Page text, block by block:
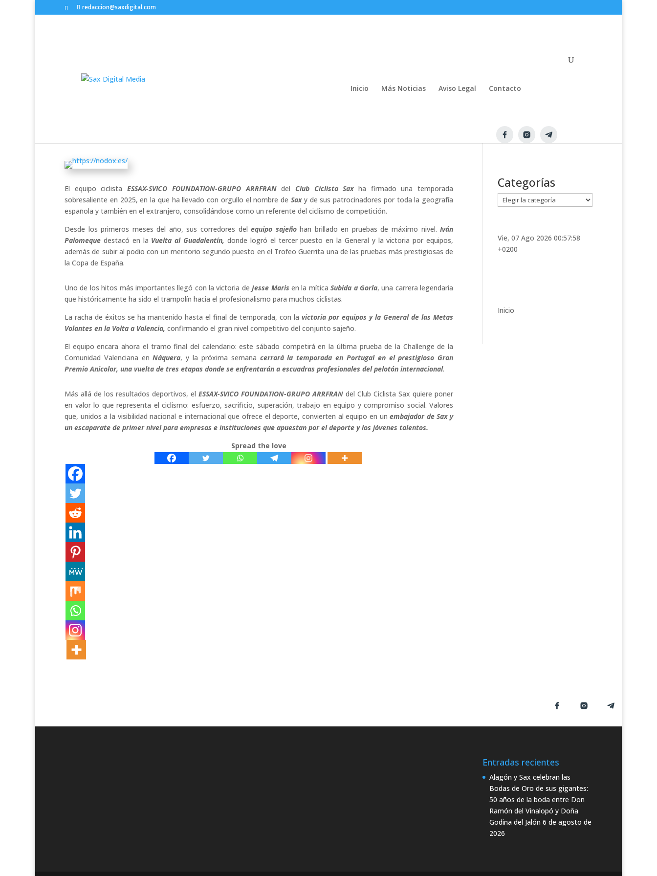
redaccion@saxdigital.com
Inicio Más Noticias Aviso Legal Contacto
El ESSAX-SVICO FOUNDATION-GRUPO ARRFRAN: el ciclismo
El equipo ciclistaESSAX-SVICO FOUNDATION-GRUPO ARRFRANdel Club Ciclista Saxha firmado una temporada
sobresaliente en 2025, en la que ha llevado con orgullo el nombre de Saxy de sus patrocinadores por toda la geografía
española y también en el extranjero, consolidándose como un referente del ciclismo de competición.
Desde los primeros meses del año, sus corredores delequipo sajeñohan brillado en pruebas de máximo nivel. Iván
Palomeque destacó en la Vuelta al Guadalentín, donde logró el tercer puesto en la General y la victoria por equipos,
además de subir al podio con un meritorio segundo puesto en el Trofeo Guerrita una de las pruebas más prestigiosas de
la Copa de España.
Uno de los hitos más importantes llegó con la victoria deJesse Marisen la míticaSubida a Gorla, una carrera legendaria
que históricamente ha sido el trampolín hacia el profesionalismo para muchos ciclistas.
La racha de éxitos se ha mantenido hasta el final de temporada, con la victoria por equipos y la General de las Metas
Volantes en la Volta a Valencia, confirmando el gran nivel competitivo del conjunto sajeño.
El equipo encara ahora el tramo final del calendario: este sábado competirá en la última prueba de la Challenge de la
Comunidad Valenciana enNáquera, y la próxima semana cerrará la temporada en Portugal en el prestigioso Gran
Premio Anicolor, una vuelta de tres etapas donde se enfrentarán a escuadras profesionales del pelotón internacional.
Más allá de los resultados deportivos, elESSAX-SVICO FOUNDATION-GRUPO ARRFRAN del Club Ciclista Sax quiere poner
en valor lo que representa el ciclismo: esfuerzo, sacrificio, superación, trabajo en equipo y compromiso social. Valores
que, unidos a la visibilidad nacional e internacional que ofrece el deporte, convierten al equipo en unembajador de Sax y
un escaparate de primer nivel para empresas e instituciones que apuestan por el deporte y los jóvenes talentos.
Spread the love
Categorías
a
g
Vie, 07 Ago 2026 00:57:58
+0200
Inicio
Entradas recientes
Alagón y Sax celebran las
Bodas de Oro de sus gigantes:
50 años de la boda entre Don
Ramón del Vinalopó y Doña
Godina del Jalón 6 de agosto de
2026